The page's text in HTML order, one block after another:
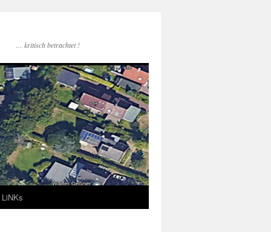
… kritisch betrachtet !
LiNKs